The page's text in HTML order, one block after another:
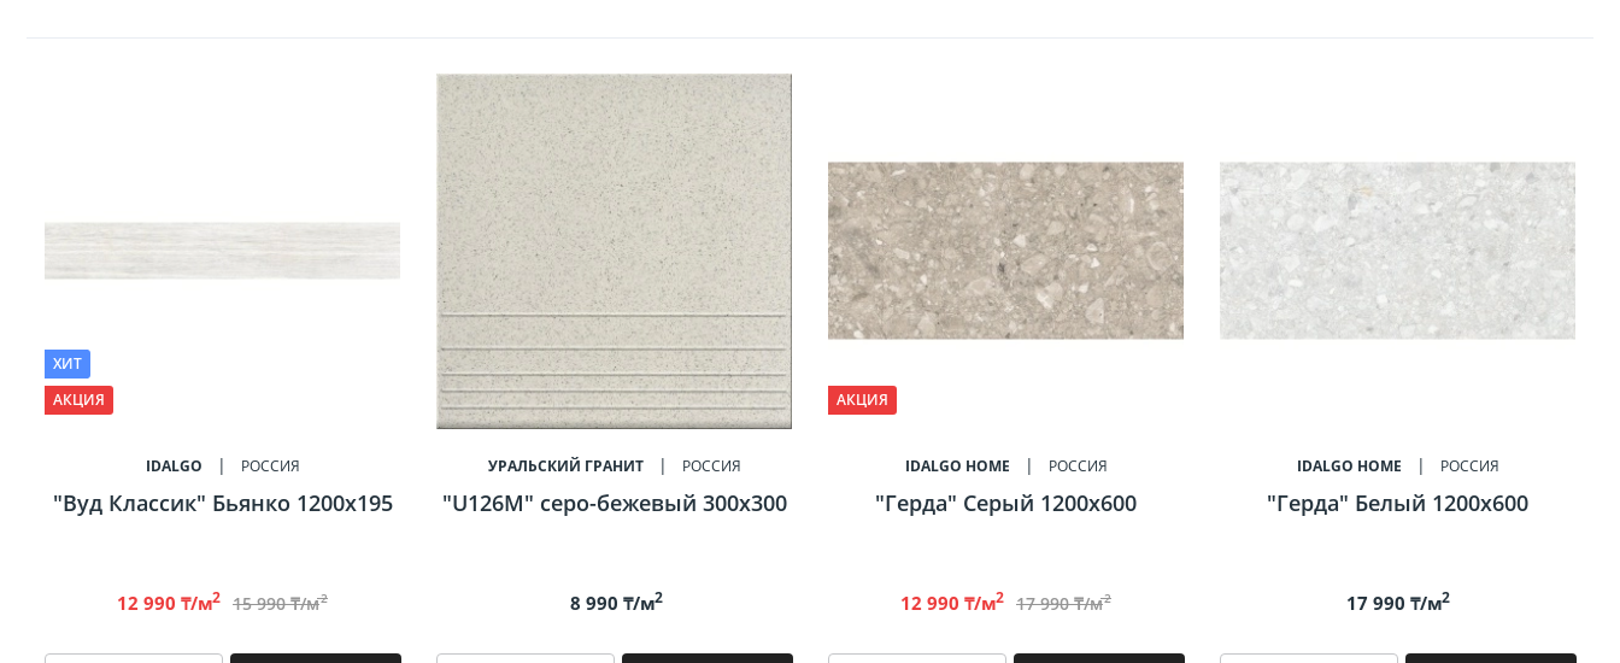
ХИТ
АКЦИЯ
IDALGO РОССИЯ
"Вуд Классик" Бьянко 1200х195
12 990 ₸/м2 15 990 ₸/м2
УРАЛЬСКИЙ ГРАНИТ РОССИЯ
"U126M" серо-бежевый 300х300
8 990 ₸/м2
АКЦИЯ
IDALGO HOME РОССИЯ
"Герда" Серый 1200х600
12 990 ₸/м2 17 990 ₸/м2
IDALGO HOME РОССИЯ
"Герда" Белый 1200х600
17 990 ₸/м2